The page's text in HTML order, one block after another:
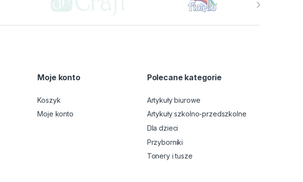
Moje konto
Koszyk
Moje konto
Polecane kategorie
Artykuły biurowe
Artykuły szkolno-przedszkolne
Dla dzieci
Przyborniki
Tonery i tusze